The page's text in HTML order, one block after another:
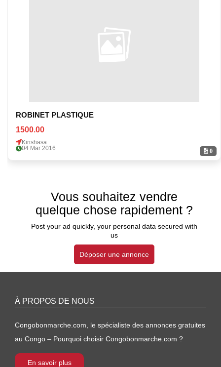
0
ROBINET PLASTIQUE
1500.00
Kinshasa
04 Mar 2016
Vous souhaitez vendre
quelque chose rapidement ?
Post your ad quickly, your personal data secured with
us
Déposer une annonce
À PROPOS DE NOUS
Congobonmarche.com, le spécialiste des annonces gratuites
au Congo – Pourquoi choisir Congobonmarche.com ?
En savoir plus